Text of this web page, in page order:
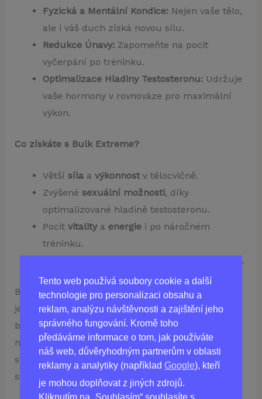
Tento web používá soubory cookie a další
technologie pro personalizaci obsahu a
reklam, analýzu návštěvnosti a zajištění jeho
správného fungování. Kromě toho
předáváme informace o tom, jak používáte
náš web, důvěryhodným partnerům v oblasti
reklamy a analytiky (například Google), kteří
je mohou doplňovat z jiných zdrojů.
Kliknutím na „Souhlasím“ souhlasíte s
Fyzická a Mentální Kondice:Nejen vaše tělo,
ale i váš duch získá novou sílu.
Redukce Únavy:Zapomeňte na pocit
vyčerpání po tréninku.
Optimalizace Hladiny Testosteronu:Udržuje
vaše hormony v rovnováze pro maximální
výkon.
Co získáte s Bulk Extreme?
Větší sílaa výkonnostv tělocvičně.
Zvýšené sexuální možnosti, díky
optimalizované hladině testosteronu.
Pocit vitalitya energiei po náročném
tréninku.
.
Bulk Extreme je vytvořen z 13 přírodních složek,
jejichž inovativní kombinace zaručuje efektivní a
bezpečné působení. Tento doplněk je oblíbený
mezi stále rostoucím počtem lidí, kteří se věnují
silovému tréninku a hledají kvalitní podporu ve
svém snažení.